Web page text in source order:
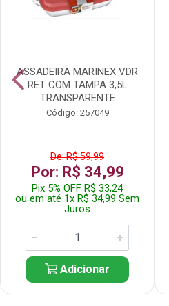
ASSADEIRA MARINEX VDR
RET COM TAMPA 3,5L
TRANSPARENTE
Código: 257049
De: R$ 59,99
Por: R$ 34,99
Pix 5% OFF R$ 33,24
ou em até 1x R$ 34,99 Sem
Juros
Adicionar